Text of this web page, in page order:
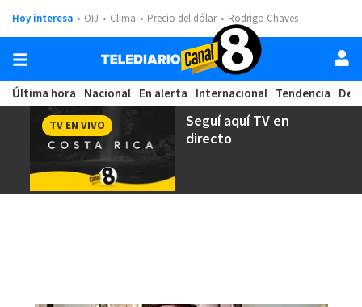
Hoy interesa OIJ Clima Precio del dólar Rodrigo Chaves
Última hora Nacional En alerta Internacional Tendencia
Seguí aquíTV en
directo
TV EN VIVO